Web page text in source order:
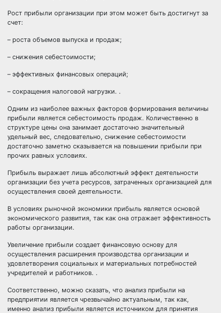
Рост прибыли организации при этом может быть достигнут за
счет:
– роста объемов выпуска и продаж;
– снижения себестоимости;
– эффективных финансовых операций;
– сокращения налоговой нагрузки. .
Одним из наиболее важных факторов формирования величины
прибыли является себестоимость продаж. Количественно в
структуре цены она занимает достаточно значительный
удельный вес, следовательно, снижение себестоимости
достаточно заметно сказывается на повышении прибыли при
прочих равных условиях.
Прибыль выражает лишь абсолютный эффект деятельности
организации без учета ресурсов, затраченных организацией для
осуществления своей деятельности.
В условиях рыночной экономики прибыль является основой
экономического развития, так как она отражает эффективность
работы организации.
Увеличение прибыли создает финансовую основу для
осуществления расширения производства организации и
удовлетворения социальных и материальных потребностей
учредителей и работников. .
Соответственно, можно сказать, что анализ прибыли на
предприятии является чрезвычайно актуальным, так как,
именно анализ прибыли является источником для принятия